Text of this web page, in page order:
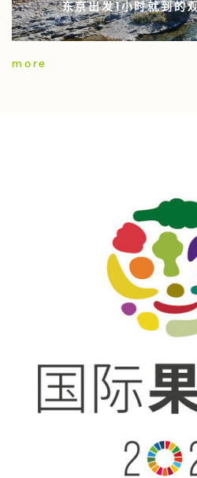
东京出发1小时就到的
more